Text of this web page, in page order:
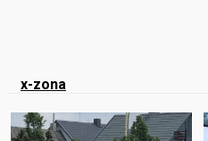
x-zona